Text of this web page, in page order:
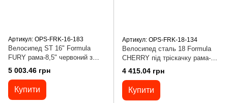
Артикул: OPS-FRK-16-183
Велосипед ST 16" Formula
FURY рама-8,5" червоний з
жовтим та синім з крилом Pl
5 003.46 грн
Купити
Артикул: OPS-FRK-18-134
Велосипед сталь 18 Formula
CHERRY під тріскачку рама-9"
білий з бузковим з корзиною Pl
з крилом Pl
4 415.04 грн
Купити